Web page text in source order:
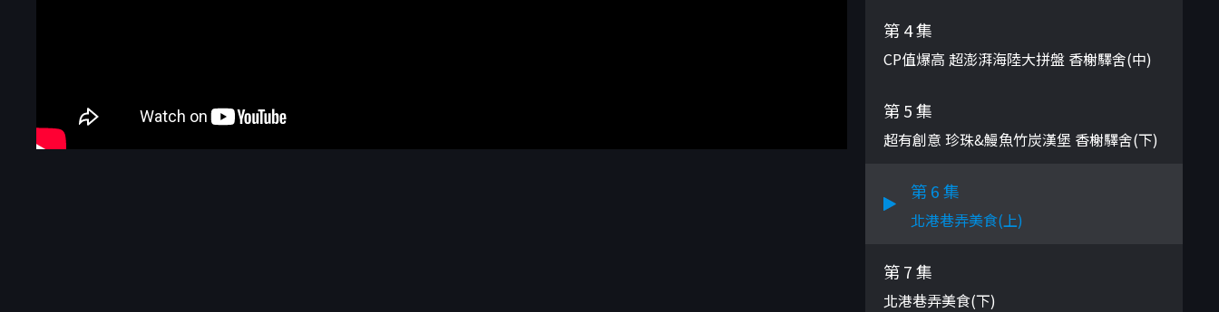
第 4 集
CP值爆高 超澎湃海陸大拼盤 香榭驛舍(中)
第 5 集
超有創意 珍珠&鰻魚竹炭漢堡 香榭驛舍(下)
第 6 集
北港巷弄美食(上)
第 7 集
北港巷弄美食(下)